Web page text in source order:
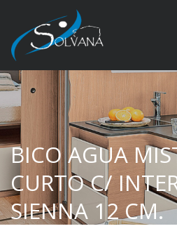
BICO AGUA
CURTO C/
SIENNA 12 CM.